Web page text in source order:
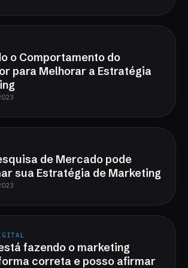
o Comportamento do
para Melhorar a Estratégia
de Mercado pode
sua Estratégia de Marketing
fazendo o marketing
correta e posso afirmar